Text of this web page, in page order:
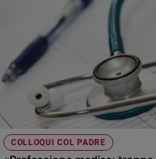
settimana
Migranti
Diversità
inclusione
Costume
COLLOQUI COL PADRE